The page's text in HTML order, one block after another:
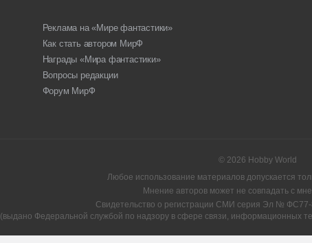
Реклама на «Мире фантастики»
Как стать автором МирФ
Награды «Мира фантастики»
Вопросы редакции
Форум МирФ
© 2026 Hobby World
Любое использование материалов допускается
Мнение авторов может не совпадать с
Свидетельство о регистрации СМИ серия Эл № ФС77-
(выдано Федеральной службой по надзору в сфере связи, информационных